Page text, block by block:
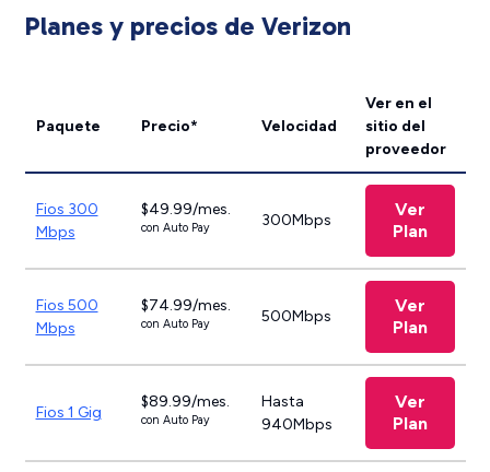
Planes y precios de Verizon
Paquete Precio* Velocidad
Ver en el
sitio del
proveedor
Fios 300
Mbps
$49.99/mes.
con Auto Pay 300Mbps
Ver
Plan
Fios 500
Mbps
$74.99/mes.
con Auto Pay 500Mbps
Ver
Plan
Fios 1 Gig
$89.99/mes.
con Auto Pay
Hasta
940Mbps
Ver
Plan